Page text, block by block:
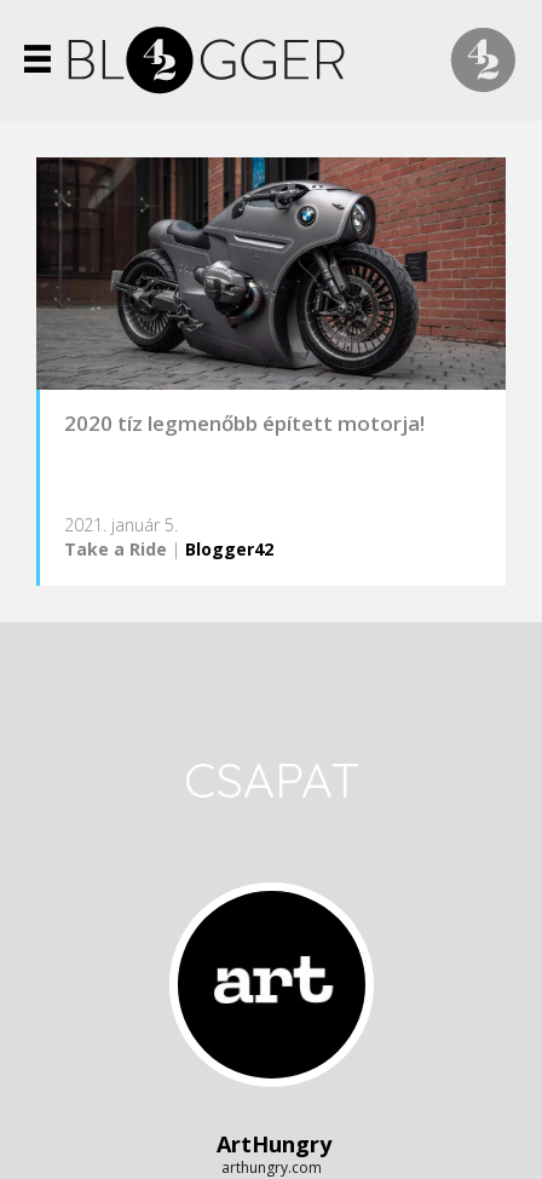
2020 tíz legmenőbb épített motorja!
2021. január 5.
Take a Ride | Blogger42
CSAPAT
ArtHungry
arthungry.com